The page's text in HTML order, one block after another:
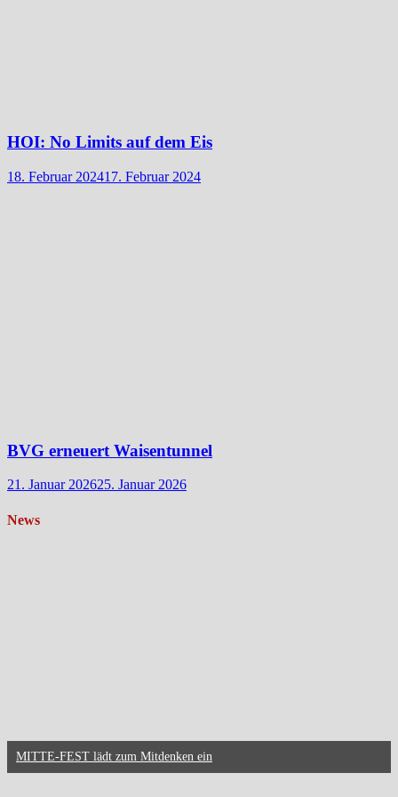
HOI: No Limits auf dem Eis
18. Februar 202417. Februar 2024
BVG erneuert Waisentunnel
21. Januar 202625. Januar 2026
News
MITTE-FEST lädt zum Mitdenken ein